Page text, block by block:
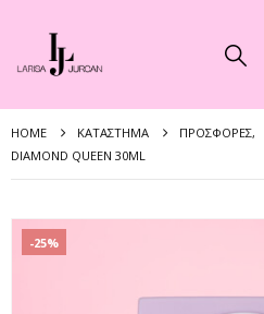
HOME ΚΑΤΆΣΤΗΜΑ ΠΡΟΣΦΟΡΈΣ,
DIAMOND QUEEN 30ML
-25%